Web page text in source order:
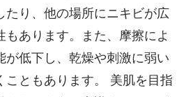
たり、他の場所にニキビが広
もあります。また、摩擦によ
が低下し、乾燥や刺激に弱い
こともあります。 美肌を目指